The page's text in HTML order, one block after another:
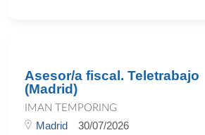
Asesor/a fiscal. Teletrabajo
(Madrid)
IMAN TEMPORING
Madrid 30/07/2026